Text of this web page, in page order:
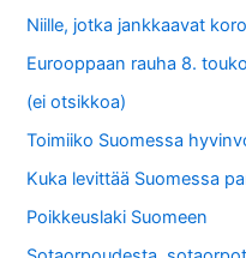
Niille, jotka jankkaavat
Eurooppaan rauha 8.
(ei otsikkoa)
Toimiiko Suomessa
Kuka levittää Suomessa
Poikkeuslaki Suomeen